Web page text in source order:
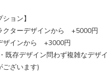
ション】
クターデザインから +5000円
ザインから +3000円
既存デザイン問わず複雑なデザ
ございます)